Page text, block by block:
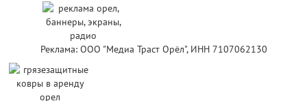
Реклама: ООО "Медиа Траст Орёл", ИНН 7107062130